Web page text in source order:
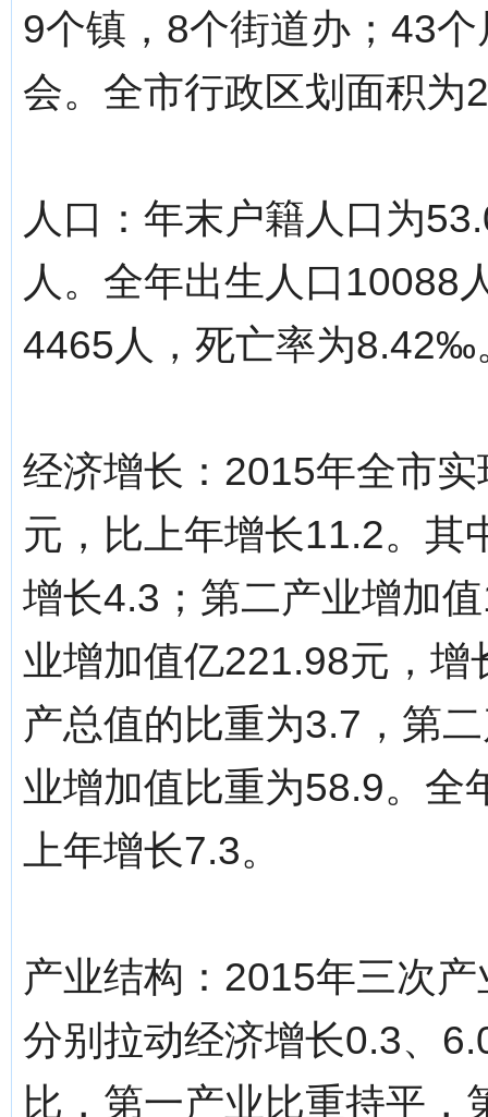
9个镇，8个街道办；43
会。全市行政区划面积为
人口：年末户籍人口为
人。全年出生人口
4465人，死亡率为8.42‰
经济增长：2015年全市
元，比上年增长11.2。其
增长4.3；第二产业增加
业增加值亿221.98元，
产总值的比重为3.7，第
业增加值比重为58.9。全
上年增长7.3。
产业结构：2015年三次
分别拉动经济增长0.3、
比，第一产业比重持平